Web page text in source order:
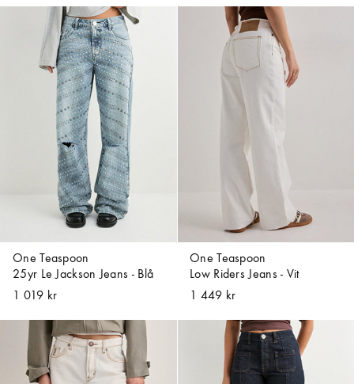
One Teaspoon
25yr Le Jackson Jeans - Blå
1 019 kr
One Teaspoon
Low Riders Jeans - Vit
1 449 kr